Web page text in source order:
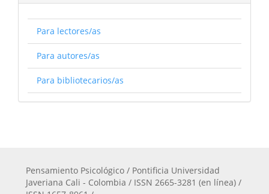
Para lectores/as
Para autores/as
Para bibliotecarios/as
Pensamiento Psicológico / Pontificia Universidad
Javeriana Cali - Colombia / ISSN 2665-3281 (en línea) /